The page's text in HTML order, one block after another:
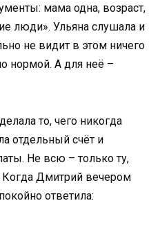
мама одна, возраст,
люди». Ульяна слушала и
не видит в этом ничего
нормой. А для неё –
то, чего никогда
отдельный счёт и
Не всю – только ту,
Когда Дмитрий вечером
ответила: